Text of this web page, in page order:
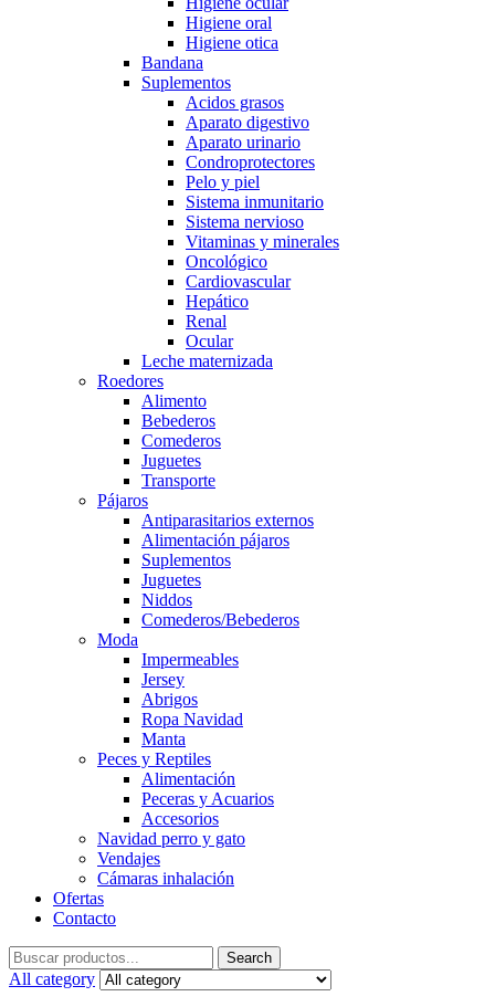
Higiene oral
Higiene otica
Bandana
Suplementos
Acidos grasos
Aparato digestivo
Aparato urinario
Condroprotectores
Pelo y piel
Sistema inmunitario
Sistema nervioso
Vitaminas y minerales
Oncológico
Cardiovascular
Hepático
Renal
Ocular
Leche maternizada
Roedores
Alimento
Bebederos
Comederos
Juguetes
Transporte
Pájaros
Antiparasitarios externos
Alimentación pájaros
Suplementos
Juguetes
Niddos
Comederos/Bebederos
Moda
Impermeables
Jersey
Abrigos
Ropa Navidad
Manta
Peces y Reptiles
Alimentación
Peceras y Acuarios
Accesorios
Navidad perro y gato
Vendajes
Cámaras inhalación
Ofertas
Contacto
Search
for:
Search
All category